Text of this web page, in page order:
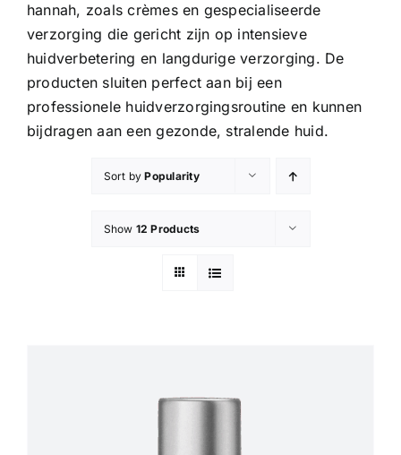
hannah, zoals crèmes en gespecialiseerde
verzorging die gericht zijn op intensieve
huidverbetering en langdurige verzorging. De
producten sluiten perfect aan bij een
professionele huidverzorgingsroutine en kunnen
bijdragen aan een gezonde, stralende huid.
Sort byPopularity
Show 12 Products